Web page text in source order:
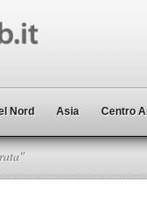
Nord Asia Centro